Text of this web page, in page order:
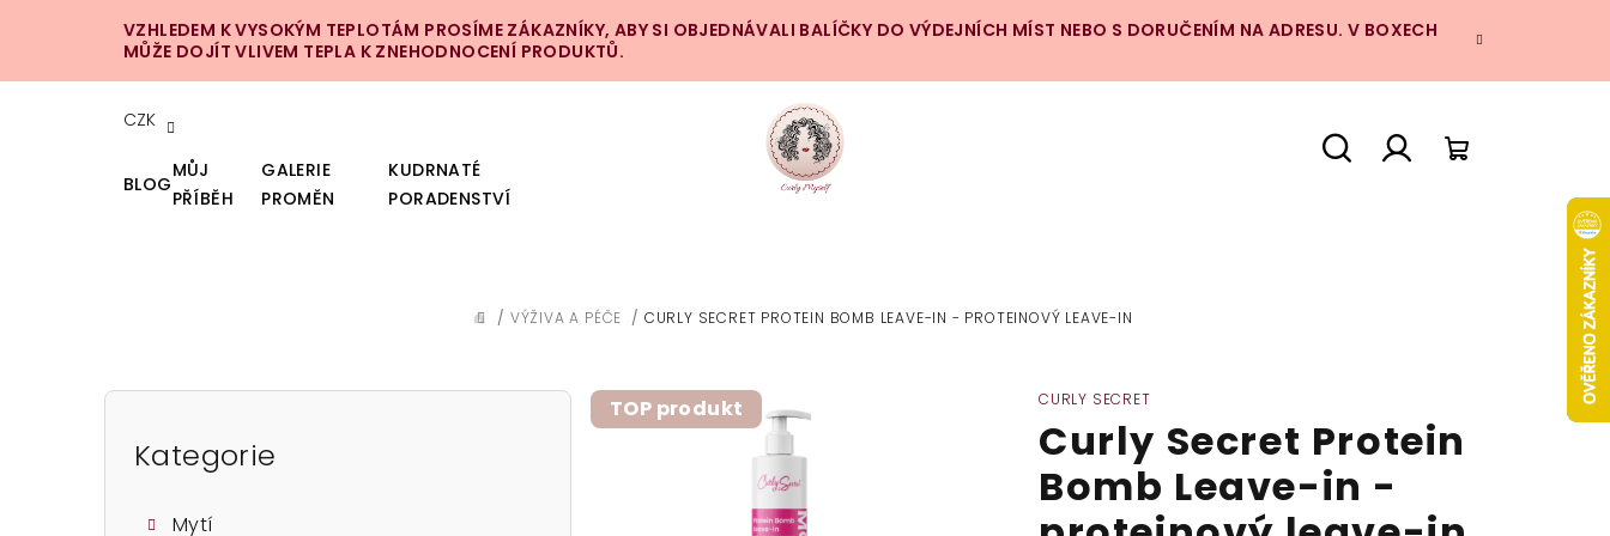
VZHLEDEM K VYSOKÝM TEPLOTÁM PROSÍME ZÁKAZNÍKY, ABY SI OBJEDNÁVALI BALÍČKY DO VÝDEJNÍCH MÍST NEBO S DORUČENÍM NA ADRESU. V BOXECH
MŮŽE DOJÍT VLIVEM TEPLA K ZNEHODNOCENÍ PRODUKTŮ.
CZK
BLOG
MŮJ
PŘÍBĚH
GALERIE
PROMĚN
KUDRNATÉ
PORADENSTVÍ
DOMŮ
/ VÝŽIVA A PÉČE / CURLY SECRET PROTEIN BOMB LEAVE-IN - PROTEINOVÝ LEAVE-IN
P
Přeskočit
kategorie
Kategorie
Mytí
CURLY SECRET
Curly Secret Protein
Bomb Leave-in -
TOP produkt